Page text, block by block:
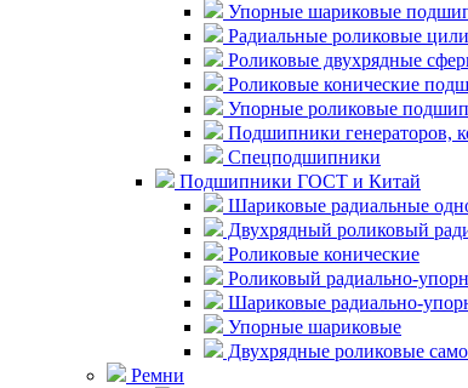
Упорные шариковые
Радиальные роликовые
Роликовые двухрядные
Роликовые конические
Упорные роликовые
Подшипники генераторов,
Спецподшипники
Подшипники ГОСТ и Китай
Шариковые радиальные
Двухрядный роликовый
Роликовые конические
Роликовый радиально-
Шариковые радиально-
Упорные шариковые
Двухрядные роликовые
Ремни